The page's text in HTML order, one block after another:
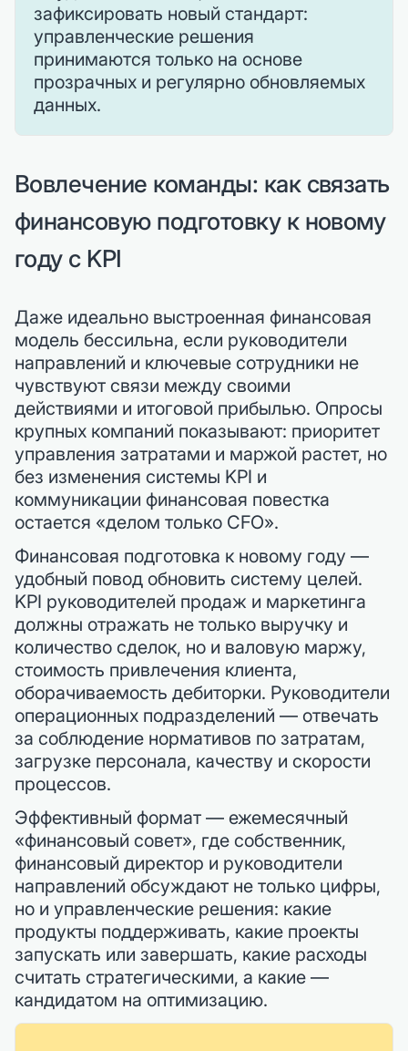
зафиксировать новый стандарт:
управленческие решения
принимаются только на основе
прозрачных и регулярно обновляемых
данных.
Вовлечение команды: как связать
финансовую подготовку к новому
году с KPI
Даже идеально выстроенная финансовая
модель бессильна, если руководители
направлений и ключевые сотрудники не
чувствуют связи между своими
действиями и итоговой прибылью. Опросы
крупных компаний показывают: приоритет
управления затратами и маржой растет, но
без изменения системы KPI и
коммуникации финансовая повестка
остается «делом только CFO».
Финансовая подготовка к новому году —
удобный повод обновить систему целей.
KPI руководителей продаж и маркетинга
должны отражать не только выручку и
количество сделок, но и валовую маржу,
стоимость привлечения клиента,
оборачиваемость дебиторки. Руководители
операционных подразделений — отвечать
за соблюдение нормативов по затратам,
загрузке персонала, качеству и скорости
процессов.
Эффективный формат — ежемесячный
«финансовый совет», где собственник,
финансовый директор и руководители
направлений обсуждают не только цифры,
но и управленческие решения: какие
продукты поддерживать, какие проекты
запускать или завершать, какие расходы
считать стратегическими, а какие —
кандидатом на оптимизацию.